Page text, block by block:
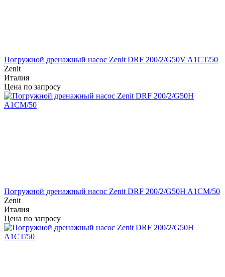
Погружной дренажный насос Zenit DRF 200/2/G50V A1CT/50
Zenit
Италия
Цена по запросу
Погружной дренажный насос Zenit DRF 200/2/G50H A1CM/50
Zenit
Италия
Цена по запросу